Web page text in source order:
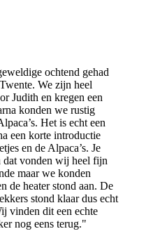
ochtend gehad
We zijn heel
Judith en kregen een
konden we rustig
Het is echt een
een korte introductie
en de Alpaca’s. Je
vonden wij heel fijn
maar we konden
de heater stond aan. De
stond klaar dus echt
vinden dit een echte
nog eens terug."